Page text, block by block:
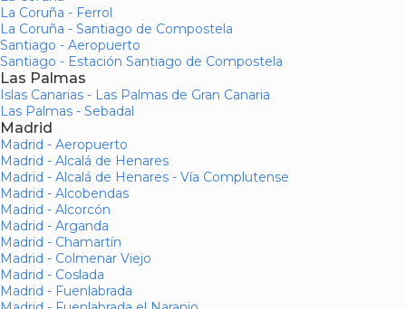
La Coruña - Ferrol
La Coruña - Santiago de Compostela
Santiago - Aeropuerto
Santiago - Estación Santiago de Compostela
Las Palmas
Islas Canarias - Las Palmas de Gran Canaria
Las Palmas - Sebadal
Madrid
Madrid - Aeropuerto
Madrid - Alcalá de Henares
Madrid - Alcalá de Henares - Vía Complutense
Madrid - Alcobendas
Madrid - Alcorcón
Madrid - Arganda
Madrid - Chamartín
Madrid - Colmenar Viejo
Madrid - Coslada
Madrid - Fuenlabrada